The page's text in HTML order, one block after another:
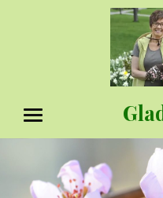
MENY